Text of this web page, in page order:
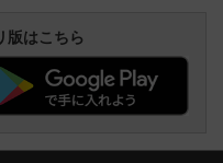
版はこちら